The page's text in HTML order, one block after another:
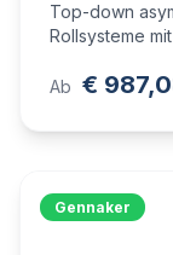
Top-down
Rollsysteme
Ab €
Gennaker